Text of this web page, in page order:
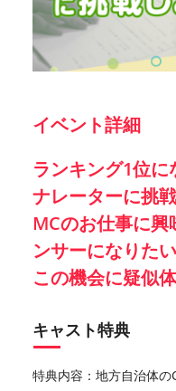
イベント詳細
ランキング1位
ナレーターに挑
MCのお仕事に興
ンサーになりた
この機会に疑似
キャスト特典
特典内容：地方自治体の